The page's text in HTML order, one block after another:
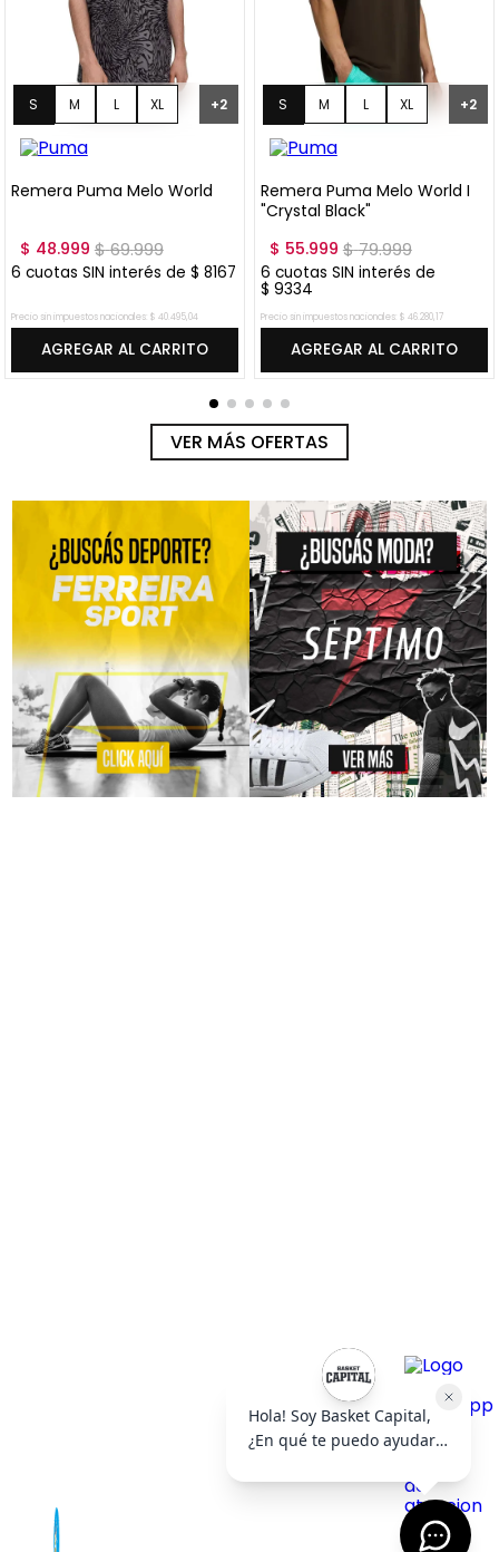
S M L XL
XXL
+2
Remera Puma Melo World
$ 48.999 $69.999
6 cuotas SIN interés de $ 8167
Precio sin impuestos nacionales: $ 40.495,04
AGREGAR AL CARRITO
S M L XL
XXL
+2
Remera Puma Melo World I
"Crystal Black"
$ 55.999 $79.999
6 cuotas SIN interés de
$ 9334
Precio sin impuestos nacionales: $ 46.280,17
AGREGAR AL CARRITO
VER MÁS OFERTAS